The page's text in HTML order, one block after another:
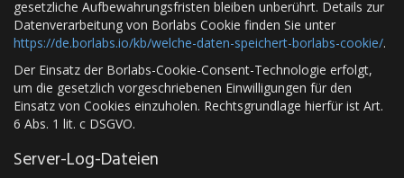
gesetzliche Aufbewahrungsfristen bleiben unberührt. Details zur
Datenverarbeitung von Borlabs Cookie finden Sie unter
https://de.borlabs.io/kb/welche-daten-speichert-borlabs-cookie/.
Der Einsatz der Borlabs-Cookie-Consent-Technologie erfolgt,
um die gesetzlich vorgeschriebenen Einwilligungen für den
Einsatz von Cookies einzuholen. Rechtsgrundlage hierfür ist Art.
6 Abs. 1 lit. c DSGVO.
Server-Log-Dateien